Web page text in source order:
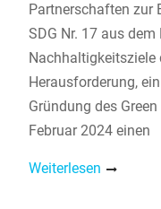
Partnerschaften zur
SDG Nr. 17 aus
Nachhaltigkeitsziele
Herausforderung,
Gründung des
Februar 2024 einen
Weiterlesen